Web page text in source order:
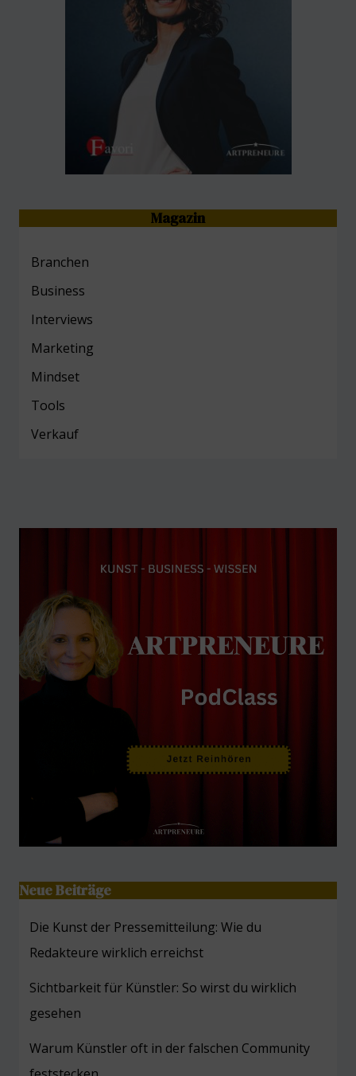
Magazin
Branchen
Business
Interviews
Marketing
Mindset
Tools
Verkauf
Neue Beiträge
Die Kunst der Pressemitteilung: Wie du
Redakteure wirklich erreichst
Sichtbarkeit für Künstler: So wirst du wirklich
gesehen
Warum Künstler oft in der falschen Community